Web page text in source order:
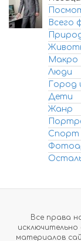
Всего
Макро
Люди
Город
Дети
Жанр
Спорт
Все права
материалов